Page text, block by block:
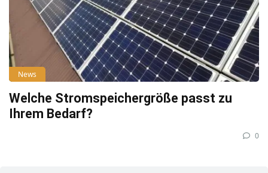
News
Welche Stromspeichergröße passt zu
Ihrem Bedarf?
0